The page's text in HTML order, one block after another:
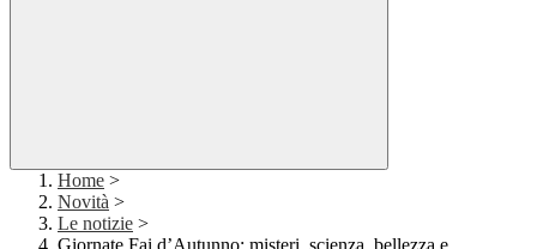
Home >
Novità >
Le notizie >